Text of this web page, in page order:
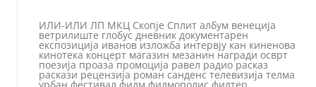
ИЛИ-ИЛИ ЛП МКЦ Скопје Сплит албум венеција
ветрилиште глобус дневник документарен
експозиција иванов изложба интервју кан киненова
кинотека концерт магазин мезанин награди осврт
поезија проаза промоција равел радио расказ
раскази рецензија роман санденс телевизија телма
урбан фестивал филм филмополис филтер